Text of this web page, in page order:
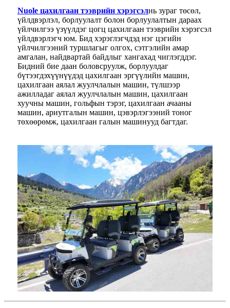
Nuole цахилгаан тээврийн хэрэгсэлнь зураг төсөл,
үйлдвэрлэл, борлуулалт болон борлуулалтын дараах
үйлчилгээ үзүүлдэг цогц цахилгаан тээврийн хэрэгсэл
үйлдвэрлэгч юм. Бид хэрэглэгчдэд нэг цэгийн
үйлчилгээний туршлагыг олгох, сэтгэлийн амар
амгалан, найдвартай байдлыг хангахад чиглэгддэг.
Бидний бие даан боловсруулж, борлуулдаг
бүтээгдэхүүнүүдэд цахилгаан эргүүлийн машин,
цахилгаан аялал жуулчлалын машин, түлшээр
ажилладаг аялал жуулчлалын машин, цахилгаан
хуучны машин, гольфын тэрэг, цахилгаан ачааны
машин, ариутгалын машин, цэвэрлэгээний тоног
төхөөрөмж, цахилгаан галын машинууд багтдаг.